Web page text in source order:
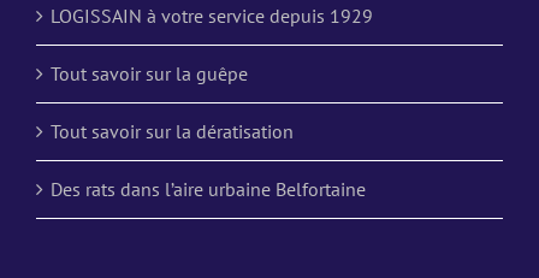
LOGISSAIN à votre service depuis 1929
Tout savoir sur la guêpe
Tout savoir sur la dératisation
Des rats dans l’aire urbaine Belfortaine